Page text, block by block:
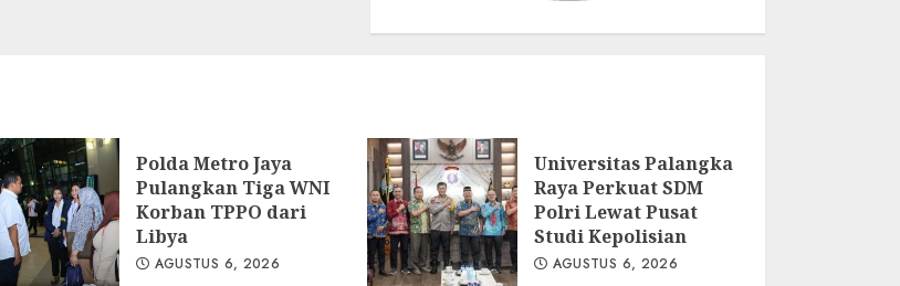
Polda Metro Jaya
Pulangkan Tiga WNI
Korban TPPO dari
Libya
AGUSTUS 6, 2026
Universitas Palangka
Raya Perkuat SDM
Polri Lewat Pusat
Studi Kepolisian
AGUSTUS 6, 2026